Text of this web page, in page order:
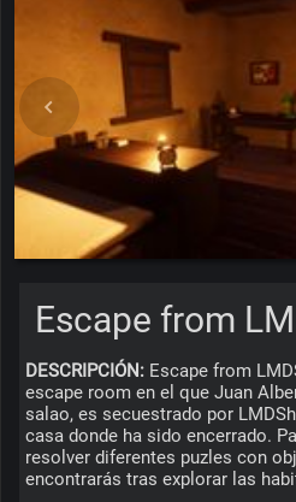
Escape from
DESCRIPCIÓN: Escape from
escape room en el que Juan
salao, es secuestrado por
casa donde ha sido encerrado.
resolver diferentes puzles con
encontrarás tras explorar las